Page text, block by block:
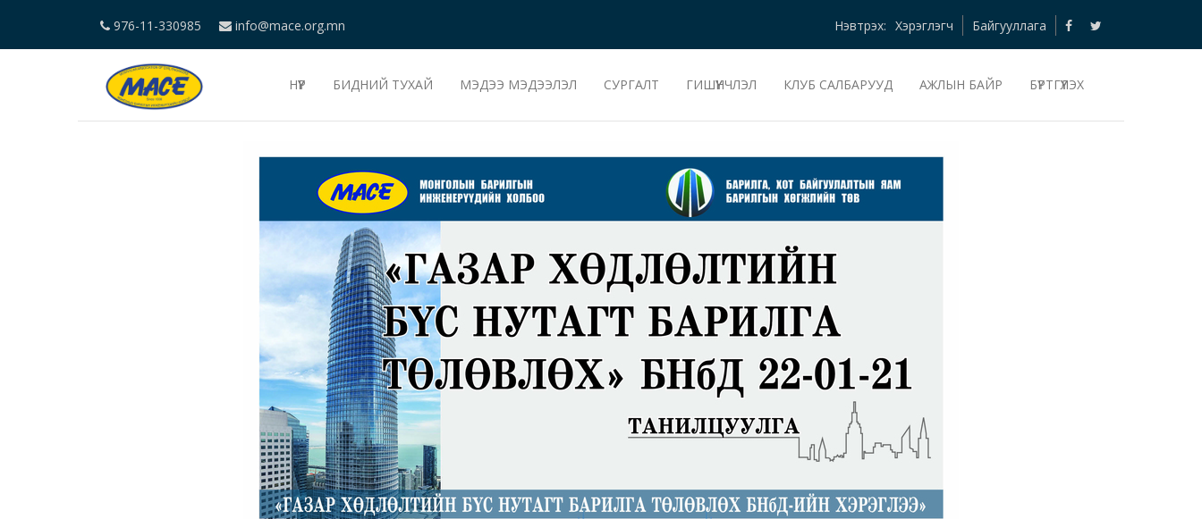
976-11-330985 info@mace.org.mn Нэвтрэх: Хэрэглэгч Байгууллага
НҮҮР БИДНИЙ ТУХАЙ МЭДЭЭ МЭДЭЭЛЭЛ СУРГАЛТ ГИШҮҮНЧЛЭЛ КЛУБ САЛБАРУУД АЖЛЫН БАЙР БҮРТГҮҮЛЭХ